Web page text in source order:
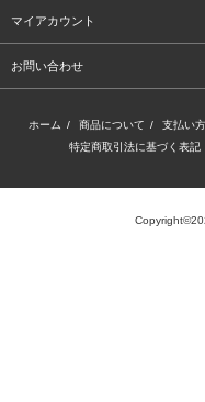
マイアカウント
お問い合わせ
ホーム / 商品について / 支払い
特定商取引法に基づく表記